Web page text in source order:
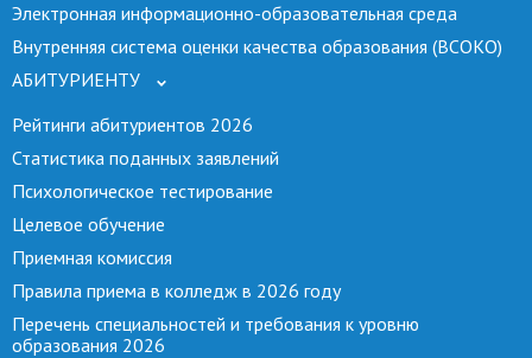
Электронная информационно-образовательная среда
Внутренняя система оценки качества образования (ВСОКО)
АБИТУРИЕНТУ
Рейтинги абитуриентов 2026
Статистика поданных заявлений
Психологическое тестирование
Целевое обучение
Приемная комиссия
Правила приема в колледж в 2026 году
Перечень специальностей и требования к уровню
образования 2026